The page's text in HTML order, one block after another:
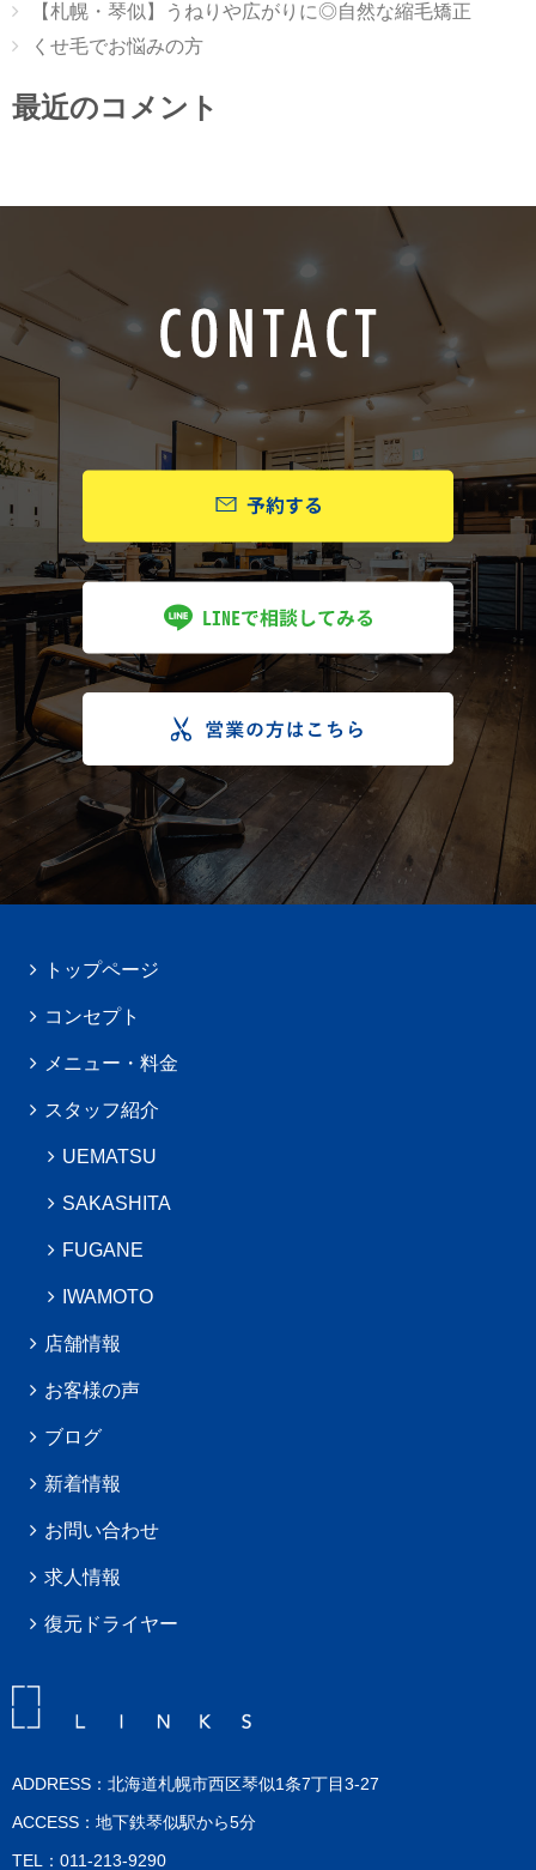
【札幌・琴似】うねりや広がりに◎自然な縮毛矯正
くせ毛でお悩みの方
最近のコメント
トップページ
コンセプト
メニュー・料金
スタッフ紹介
UEMATSU
SAKASHITA
FUGANE
IWAMOTO
店舗情報
お客様の声
ブログ
新着情報
お問い合わせ
求人情報
復元ドライヤー
ADDRESS：北海道札幌市西区琴似1条7丁目3-27
ACCESS：地下鉄琴似駅から5分
TEL：011-213-9290